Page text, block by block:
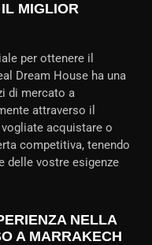
MIGLIOR
per ottenere il
Dream House ha una
di mercato a
attraverso il
acquistare o
competitiva, tenendo
delle vostre esigenze
NELLA
A MARRAKECH